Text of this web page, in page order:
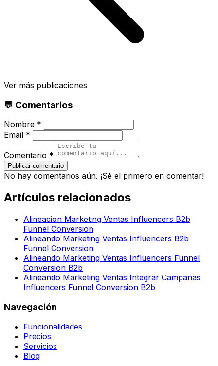
Ver más publicaciones
💬 Comentarios
Nombre *
Email *
Comentario *
Publicar comentario
No hay comentarios aún. ¡Sé el primero en comentar!
Artículos relacionados
Alineacion Marketing Ventas Influencers B2b
Funnel Conversion
Alineando Marketing Ventas Influencers B2b
Funnel Conversion
Alineando Marketing Ventas Influencers Funnel
Conversion B2b
Alineando Marketing Ventas Integrar Campanas
Influencers Funnel Conversion B2b
Navegación
Funcionalidades
Precios
Servicios
Blog